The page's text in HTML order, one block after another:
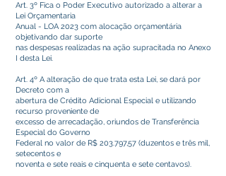
Art. 3º Fica o Poder Executivo autorizado a alterar a
Lei Orçamentaria
Anual - LOA 2023 com alocação orçamentária
objetivando dar suporte
nas despesas realizadas na ação supracitada no Anexo
I desta Lei.
Art. 4º A alteração de que trata esta Lei, se dará por
Decreto com a
abertura de Crédito Adicional Especial e utilizando
recurso proveniente de
excesso de arrecadação, oriundos de Transferência
Especial do Governo
Federal no valor de R$ 203.797,57 (duzentos e três mil,
setecentos e
noventa e sete reais e cinquenta e sete centavos).